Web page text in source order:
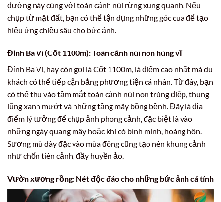
đường này cùng với toàn cảnh núi rừng xung quanh. Nếu
chụp từ mặt đất, bạn có thể tận dụng những góc cua để tạo
hiệu ứng chiều sâu cho bức ảnh.
Đỉnh Ba Vì (Cốt 1100m): Toàn cảnh núi non hùng vĩ
Đỉnh Ba Vì, hay còn gọi là Cốt 1100m, là điểm cao nhất mà du
khách có thể tiếp cận bằng phương tiện cá nhân. Từ đây, bạn
có thể thu vào tầm mắt toàn cảnh núi non trùng điệp, thung
lũng xanh mướt và những tầng mây bồng bềnh. Đây là địa
điểm lý tưởng để chụp ảnh phong cảnh, đặc biệt là vào
những ngày quang mây hoặc khi có bình minh, hoàng hôn.
Sương mù dày đặc vào mùa đông cũng tạo nên khung cảnh
như chốn tiên cảnh, đầy huyền ảo.
Vườn xương rồng: Nét độc đáo cho những bức ảnh cá tính